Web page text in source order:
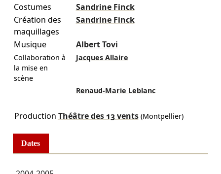
Costumes
Sandrine Finck
Création des
maquillages
Sandrine Finck
Musique Albert Tovi
Collaboration à
la mise en
scène
Jacques Allaire
Renaud-Marie Leblanc
Production Théâtre des 13 vents(Montpellier)
Dates